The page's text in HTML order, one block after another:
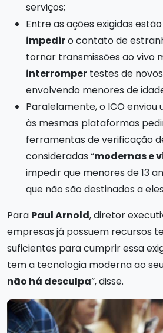
serviços;
Entre as ações exigidas estão
impediro contato de
tornar transmissões ao vivo
interromper testes de
envolvendo menores de
Paralelamente, o ICO enviou
às mesmas plataformas
ferramentas de verificação
consideradas “modernas e
impedir que menores de 13
que não são destinados a
Para Paul Arnold, diretor
empresas já possuem recursos
suficientes para cumprir essa
tem a tecnologia moderna ao
não há desculpa”, disse.